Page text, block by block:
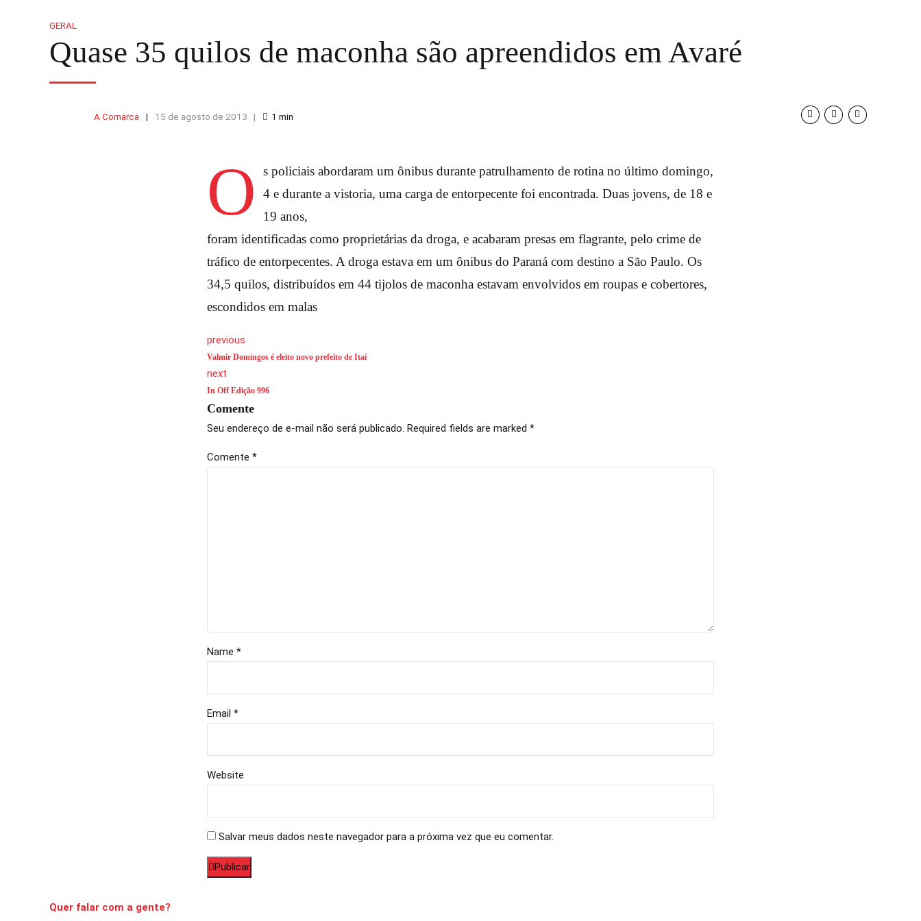
GERAL
Quase 35 quilos de maconha são apreendidos em Avaré
A Comarca 15 de agosto de 2013 1 min
O
s policiais abordaram um ônibus durante patrulhamento de rotina no último domingo,
4 e durante a vistoria, uma carga de entorpecente foi encontrada. Duas jovens, de 18 e
19 anos,
foram identificadas como proprietárias da droga, e acabaram presas em flagrante, pelo crime de
tráfico de entorpecentes. A droga estava em um ônibus do Paraná com destino a São Paulo. Os
34,5 quilos, distribuídos em 44 tijolos de maconha estavam envolvidos em roupas e cobertores,
escondidos em malas
previous
Valmir Domingos é eleito novo prefeito de Itaí
next
In Off Edição 996
Comente
Seu endereço de e-mail não será publicado. Required fields are marked *
Comente *
Name *
Email *
Website
Salvar meus dados neste navegador para a próxima vez que eu comentar.
Publicar
Quer falar com a gente?